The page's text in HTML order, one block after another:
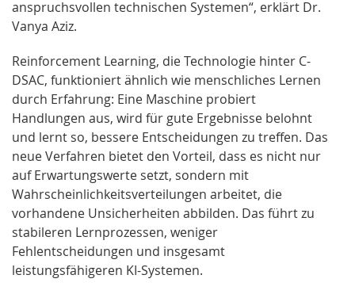
anspruchsvollen technischen Systemen“, erklärt Dr.
Vanya Aziz.
Reinforcement Learning, die Technologie hinter C-
DSAC, funktioniert ähnlich wie menschliches Lernen
durch Erfahrung: Eine Maschine probiert
Handlungen aus, wird für gute Ergebnisse belohnt
und lernt so, bessere Entscheidungen zu treffen. Das
neue Verfahren bietet den Vorteil, dass es nicht nur
auf Erwartungswerte setzt, sondern mit
Wahrscheinlichkeitsverteilungen arbeitet, die
vorhandene Unsicherheiten abbilden. Das führt zu
stabileren Lernprozessen, weniger
Fehlentscheidungen und insgesamt
leistungsfähigeren KI-Systemen.